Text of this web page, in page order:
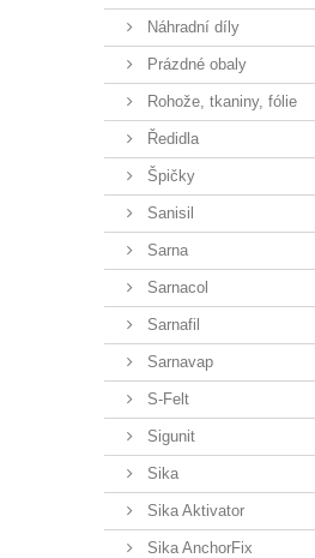
Náhradní díly
Prázdné obaly
Rohože, tkaniny, fólie
Ředidla
Špičky
Sanisil
Sarna
Sarnacol
Sarnafil
Sarnavap
S-Felt
Sigunit
Sika
Sika Aktivator
Sika AnchorFix